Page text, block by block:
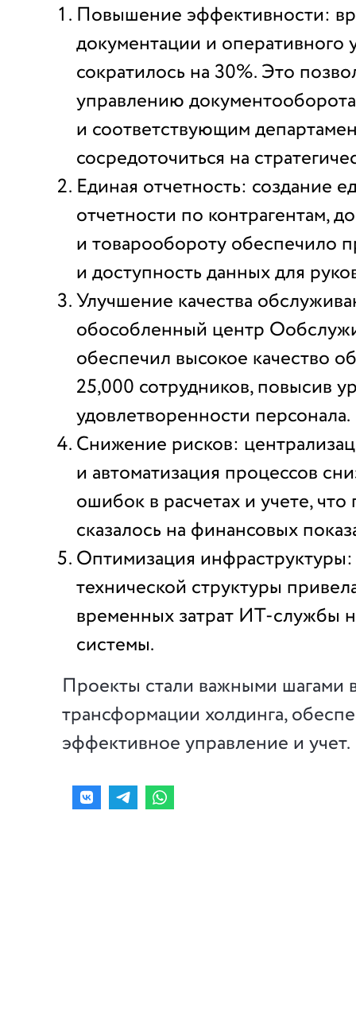
Повышение эффективности:
документации и оперативного
сократилось на 30%. Это
управлению документооборота
и соответствующим
сосредоточиться на
Единая отчетность: создание
отчетности по контрагентам,
и товарообороту обеспечило
и доступность данных для
Улучшение качества
обособленный центр
обеспечил высокое качество
25,000 сотрудников, повысив
удовлетворенности персонала.
Снижение рисков:
и автоматизация процессов
ошибок в расчетах и учете,
сказалось на финансовых
Оптимизация
технической структуры
временных затрат ИТ-службы
системы.
Проекты стали важными шагами
трансформации холдинга,
эффективное управление и учет.